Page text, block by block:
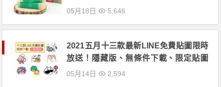
愛盲/唐氏症/視障協會/肯納等公益機構送
05月18日 5,646
2021五月十三款最新LINE免費貼圖限時
放送！隱藏版、無條件下載、限定貼圖
全部領！
05月14日 2,594